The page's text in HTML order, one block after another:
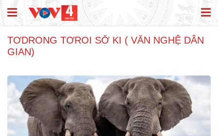
TƠDRONG TƠROI SƠ̆ KI ( VĂN NGHỆ DÂN
GIAN)